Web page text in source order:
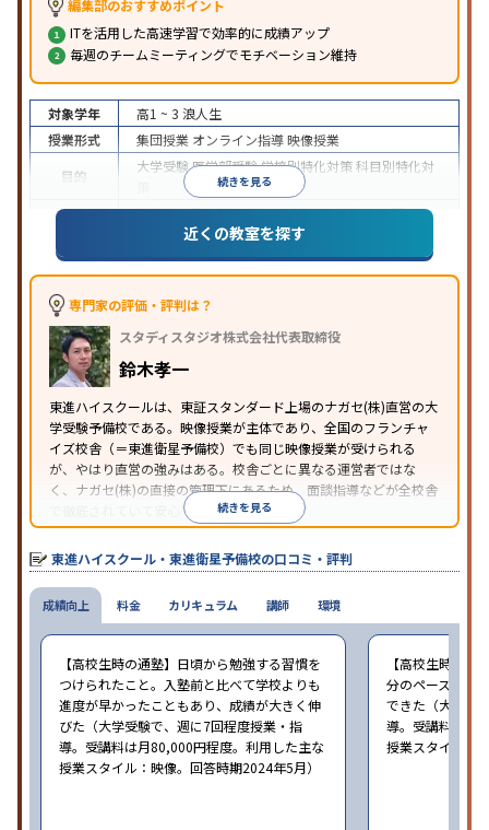
編集部のおすすめポイント
ITを活用した高速学習で効率的に成績アップ
毎週のチームミーティングでモチベーション維持
続きを見る
対象学年 高1 ~ 3 浪人生
授業形式
集団授業 オンライン指導映像授業
目的
大学受験医学部受験学校別特化対策科目別特化対
特待生・奨学金制度あり授業の振替可能学習に
PC・タブレットを利用1科目から受講可能
習のみの受講可
※2024年6月調査。大学受験塾・予備校のアンケート調査方法を参照
近くの教室を探す
専門家の評価・評判は？
スタディスタジオ株式会社代表取締役
鈴木孝一
東進ハイスクールは、東証スタンダード上場のナガセ(株)直営の大
学受験予備校である。映像授業が主体であり、全国のフランチャ
イズ校舎（＝東進衛星予備校）でも同じ映像授業が受けられる
が、やはり直営の強みはある。校舎ごとに異なる運営者ではな
く、ナガセ(株)の直接の管理下にあるため、面談指導などが全校舎
で徹底されていて安心できる。
東進衛星予備校は、運営会社により指導方針や校舎のルールが異
なる。体験授業では、授業のみで判断するのではなく、担当者や
校舎雰囲気、校舎での合格実績などを確認すると良いだろう。
続きを見る
東進ハイスクール・東進衛星予備校の口コミ・評判
成績向上
【高校生時の通塾】日頃から勉強する習慣を
つけられたこと。入塾前と比べて学校よりも
進度が早かったこともあり、成績が大きく伸
びた（大学受験で、週に7回程度授業・指
導。受講料は月80,000円程度。利用した主な
授業スタイル：映像。回答時期2024年5月）
【高校生時の通
分のペースで進
できた（大学受
導。受講料は月
授業スタイル：
料金 カリキュラム 講師 環境